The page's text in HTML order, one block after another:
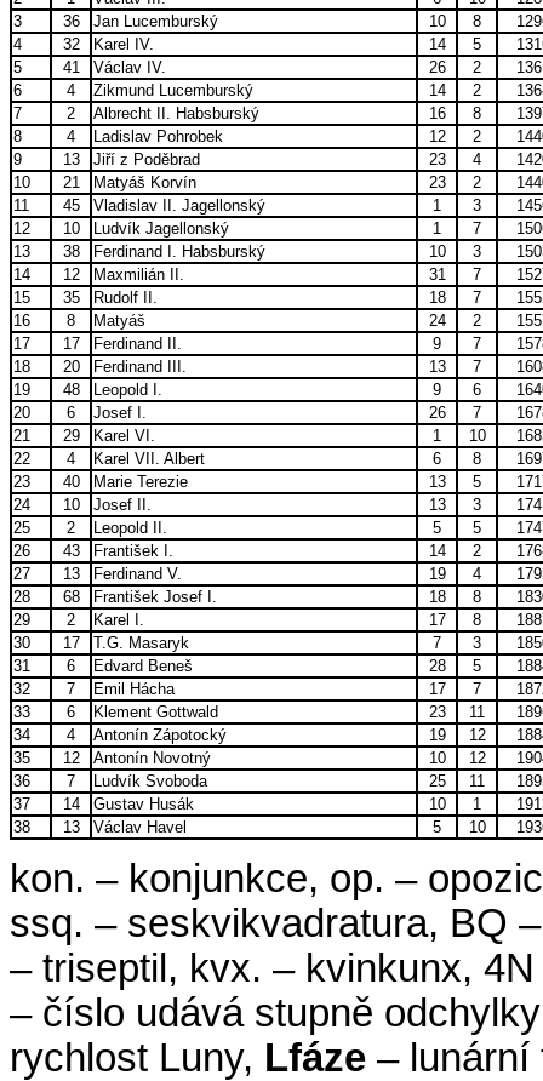
3
36 Jan Lucemburský 10 8
4
32 Karel IV. 14 5
5
41 Václav IV. 26 2
6
4 Zikmund Lucemburský 14 2
7
2 Albrecht II. Habsburský 16 8
8
4 Ladislav Pohrobek 12 2
9
13 Jiří z Poděbrad 23 4
10
21 Matyáš Korvín 23 2
11
45 Vladislav II. Jagellonský 1 3
12
10 Ludvík Jagellonský 1 7
13
38 Ferdinand I. Habsburský 10 3
14
12 Maxmilián II. 31 7
15
35 Rudolf II. 18 7
16
8 Matyáš 24 2
17
17 Ferdinand II. 9 7
18
20 Ferdinand III. 13 7
19
48 Leopold I. 9 6
20
6 Josef I. 26 7
21
29 Karel VI. 1 10
22
4 Karel VII. Albert 6 8
23
40 Marie Terezie 13 5
24
10 Josef II. 13 3
25
2 Leopold II. 5 5
26
43 František I. 14 2
27
13 Ferdinand V. 19 4
28
68 František Josef I. 18 8
29
2 Karel I. 17 8
30
17 T.G. Masaryk 7 3
31
6 Edvard Beneš 28 5
32
7 Emil Hácha 17 7
33
6 Klement Gottwald 23 11
34
4 Antonín Zápotocký 19 12
35
12 Antonín Novotný 10 12
36
7 Ludvík Svoboda 25 11
37
14 Gustav Husák 10 1
38
13 Václav Havel 5 10
kon. – konjunkce, op. –
ssq. – seskvikvadratura, BQ
– triseptil, kvx. – kvinkunx,
– číslo udává stupně
rychlost Luny, Lfáze – lunární